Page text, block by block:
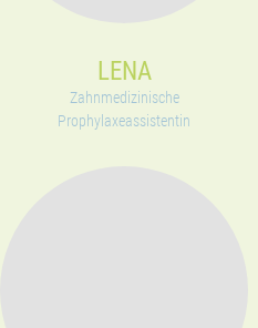
LENA
Zahnmedizinische
Prophylaxeassistentin